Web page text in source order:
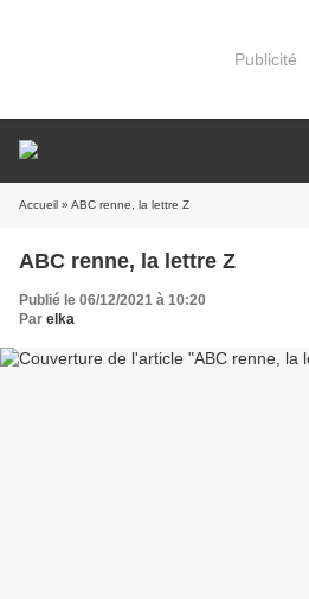
Publicité
Accueil » ABC renne, la lettre Z
ABC renne, la lettre Z
Publié le 06/12/2021 à 10:20
Par elka